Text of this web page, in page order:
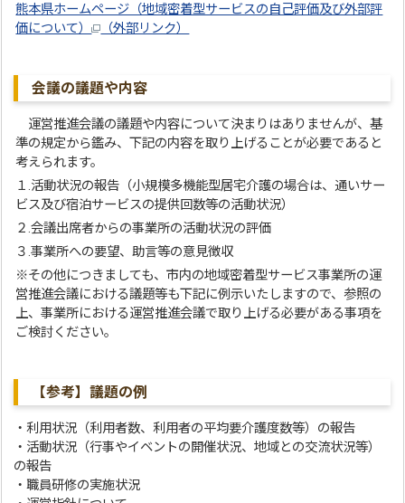
熊本県ホームページ（地域密着型サービスの自己評価及び外部評
価について）
（外部リンク）
会議の議題や内容
運営推進会議の議題や内容について決まりはありませんが、基
準の規定から鑑み、下記の内容を取り上げることが必要であると
考えられます。
１.活動状況の報告（小規模多機能型居宅介護の場合は、通いサー
ビス及び宿泊サービスの提供回数等の活動状況）
２.会議出席者からの事業所の活動状況の評価
３.事業所への要望、助言等の意見徴収
※その他につきましても、市内の地域密着型サービス事業所の運
営推進会議における議題等も下記に例示いたしますので、参照の
上、事業所における運営推進会議で取り上げる必要がある事項を
ご検討ください。
【参考】議題の例
・利用状況（利用者数、利用者の平均要介護度数等）の報告
・活動状況（行事やイベントの開催状況、地域との交流状況等）
の報告
・職員研修の実施状況